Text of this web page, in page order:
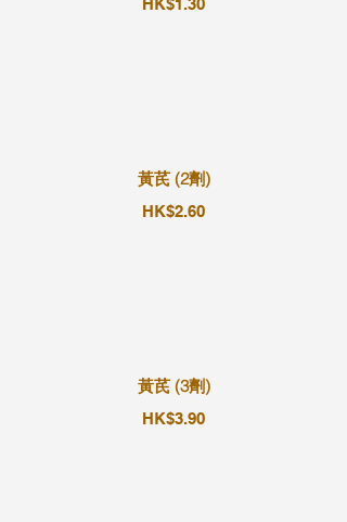
HK$1.30
黃芪 (2劑)
HK$2.60
黃芪 (3劑)
HK$3.90